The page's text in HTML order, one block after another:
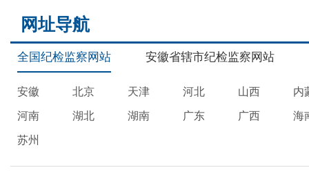
网址导航
全国纪检监察网站 安徽省辖市纪检监察网站
安徽 北京 天津 河北 山西 内
河南 湖北 湖南 广东 广西 海
苏州